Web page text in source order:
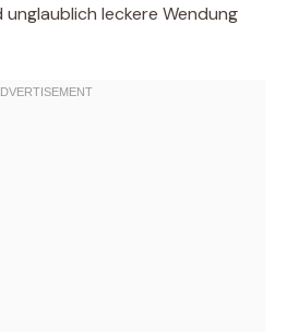
leckere Wendung